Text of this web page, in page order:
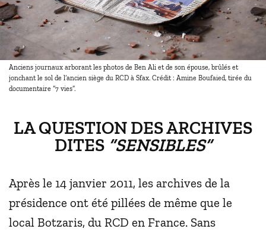
Anciens journaux arborant les photos de Ben Ali et de son épouse, brûlés et
jonchant le sol de l’ancien siège du RCD à Sfax. Crédit : Amine Boufaied, tirée du
documentaire “7 vies”.
LA QUESTION DES ARCHIVES
DITES “SENSIBLES”
Après le 14 janvier 2011, les archives de la
présidence ont été pillées de même que le
local Botzaris, du RCD en France. Sans